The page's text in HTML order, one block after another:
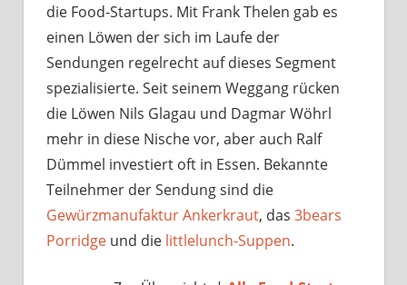
die Food-Startups. Mit Frank Thelen gab es
einen Löwen der sich im Laufe der
Sendungen regelrecht auf dieses Segment
spezialisierte. Seit seinem Weggang rücken
die Löwen Nils Glagau und Dagmar Wöhrl
mehr in diese Nische vor, aber auch Ralf
Dümmel investiert oft in Essen. Bekannte
Teilnehmer der Sendung sind die
Gewürzmanufaktur Ankerkraut, das 3bears
Porridge und die littlelunch-Suppen.